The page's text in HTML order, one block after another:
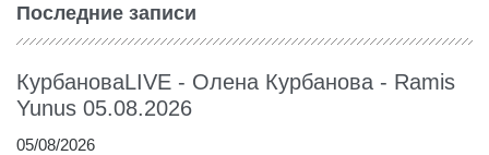
Последние записи
КурбановаLIVE - Олена Курбанова - Ramis
Yunus 05.08.2026
05/08/2026